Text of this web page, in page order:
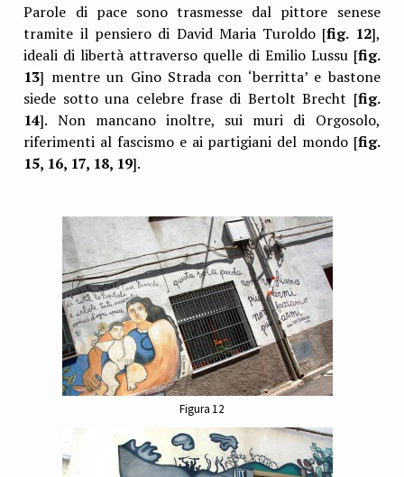
Parole di pace sono trasmesse dal pittore senese
tramite il pensiero di David Maria Turoldo [fig. 12],
ideali di libertà attraverso quelle di Emilio Lussu [fig.
13] mentre un Gino Strada con ‘berritta’ e bastone
siede sotto una celebre frase di Bertolt Brecht [fig.
14]. Non mancano inoltre, sui muri di Orgosolo,
riferimenti al fascismo e ai partigiani del mondo [fig.
15, 16, 17, 18, 19].
Figura 12